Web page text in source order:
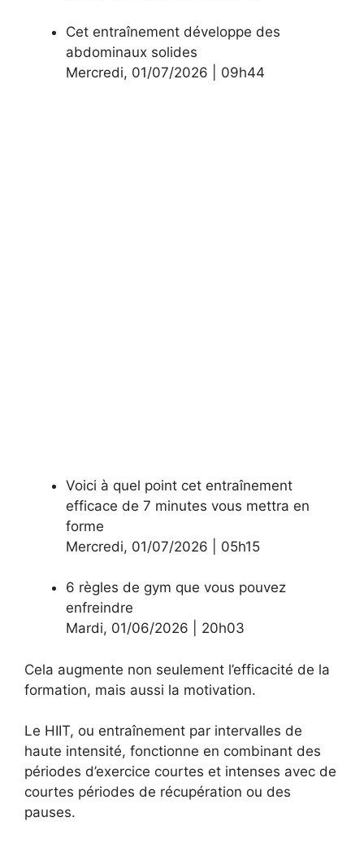
Cet entraînement développe des
abdominaux solides
Mercredi, 01/07/2026 09h44
Voici à quel point cet entraînement
efficace de 7 minutes vous mettra en
forme
Mercredi, 01/07/2026 05h15
6 règles de gym que vous pouvez
enfreindre
Mardi, 01/06/2026 20h03
Cela augmente non seulement l’efficacité de la
formation, mais aussi la motivation.
Le HIIT, ou entraînement par intervalles de
haute intensité, fonctionne en combinant des
périodes d’exercice courtes et intenses avec de
courtes périodes de récupération ou des
pauses.